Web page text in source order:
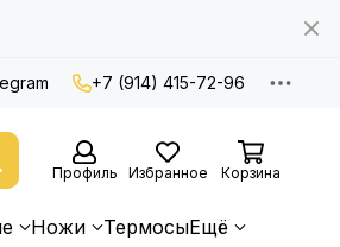
+7 (914) 415-72-96
Профиль Избранное Корзина
Ножи ТермосыЕщё